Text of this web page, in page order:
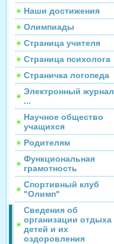
Наши достижения
Олимпиады
Страница учителя
Страница психолога
Страничка логопеда
Электронный журнал
...
Научное общество
учащихся
Родителям
Функциональная
грамотность
Спортивный клуб
"Олимп"
Сведения об
организации отдыха
детей и их
оздоровления